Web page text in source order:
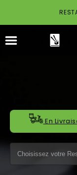
ACCUEIL
LA CARTE
En